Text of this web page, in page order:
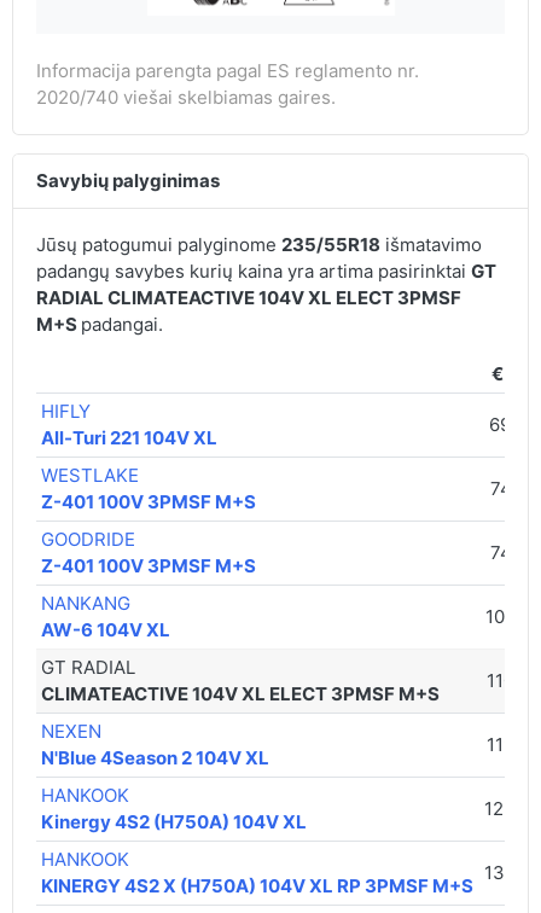
Informacija parengta pagal ES reglamento nr.
2020/740 viešai skelbiamas gaires.
Savybių palyginimas
Jūsų patogumui palyginome 235/55R18 išmatavimo
padangų savybes kurių kaina yra artima pasirinktai GT
RADIAL CLIMATEACTIVE 104V XL ELECT 3PMSF
M+S padangai.
€ /
HIFLY
All-Turi 221 104V XL
WESTLAKE
Z-401 100V 3PMSF M+S
GOODRIDE
Z-401 100V 3PMSF M+S
NANKANG
AW-6 104V XL
GT RADIAL
CLIMATEACTIVE 104V XL ELECT 3PMSF M+S
NEXEN
N'Blue 4Season 2 104V XL
HANKOOK
Kinergy 4S2 (H750A) 104V XL
HANKOOK
KINERGY 4S2 X (H750A) 104V XL RP 3PMSF M+S